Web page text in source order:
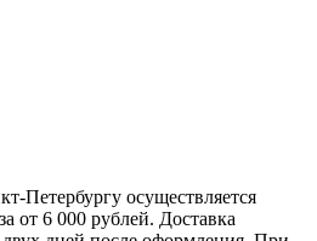
Петербургу осуществляется
от 6 000 рублей. Доставка